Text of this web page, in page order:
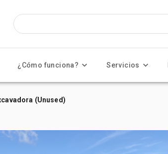
¿Cómo funciona? Servicios
(Unused)